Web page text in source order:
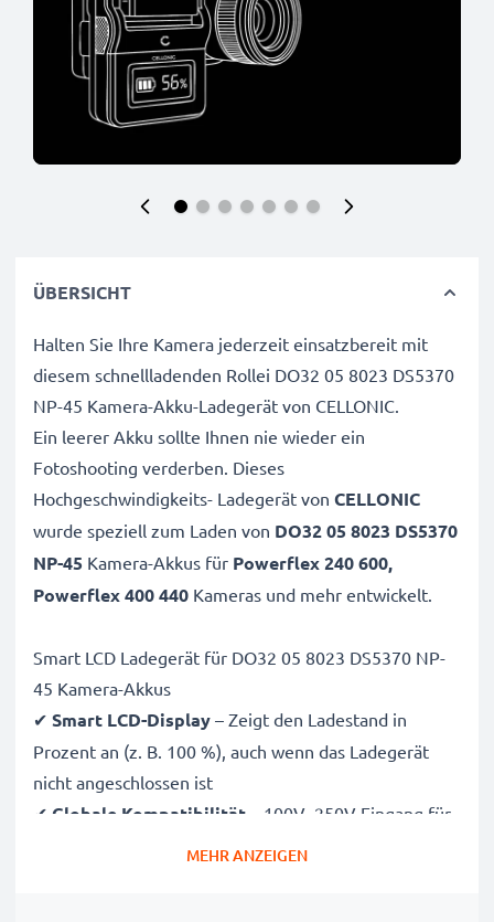
ÜBERSICHT
Halten Sie Ihre Kamera jederzeit einsatzbereit mit
diesem schnellladenden Rollei DO32 05 8023 DS5370
NP-45 Kamera-Akku-Ladegerät von CELLONIC.
Ein leerer Akku sollte Ihnen nie wieder ein
Fotoshooting verderben. Dieses
Hochgeschwindigkeits- Ladegerät von CELLONIC
wurde speziell zum Laden von DO32 05 8023 DS5370
NP-45 Kamera-Akkus für Powerflex 240 600,
Powerflex 400 440 Kameras und mehr entwickelt.
Smart LCD Ladegerät für DO32 05 8023 DS5370 NP-
45 Kamera-Akkus
✔ Smart LCD-Display – Zeigt den Ladestand in
Prozent an (z. B. 100 %), auch wenn das Ladegerät
nicht angeschlossen ist
✔ Globale Kompatibilität – 100V–250V Eingang für
MEHR ANZEIGEN